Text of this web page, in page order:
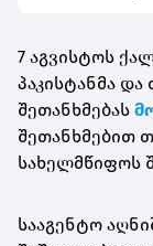
7 აგვისტოს
პაკისტანმა
შეთანხმებას
შეთანხმებით
სახელმწიფოს
სააგენტო